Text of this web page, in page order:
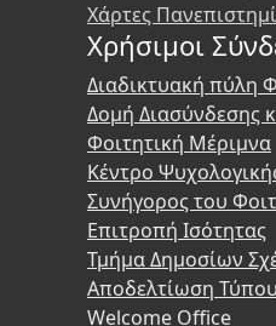
Χάρτες
Χρήσιμοι
Διαδικτυακή πύλη
Δομή Διασύνδεσης
Φοιτητική Μέριμνα
Κέντρο
Συνήγορος του
Επιτροπή Ισότητας
Τμήμα Δημοσίων
Αποδελτίωση Τύπου
Welcome Office